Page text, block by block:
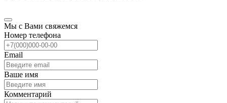
Мы с Вами свяжемся
Номер телефона
Email
Ваше имя
Комментарий